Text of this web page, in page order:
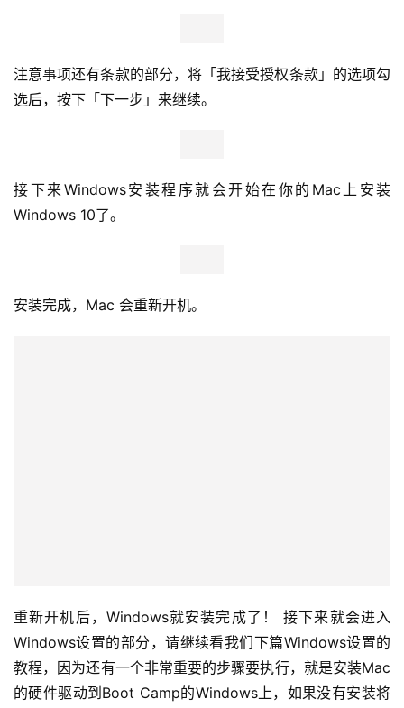
注意事项还有条款的部分，将「我接受授权条款」的选项勾
选后，按下「下一步」来继续。
接下来Windows安装程序就会开始在你的Mac上安装
Windows 10了。
安装完成，Mac 会重新开机。
重新开机后，Windows就安装完成了！ 接下来就会进入
Windows设置的部分，请继续看我们下篇Windows设置的
教程，因为还有一个非常重要的步骤要执行，就是安装Mac
的硬件驱动到Boot Camp的Windows上，如果没有安装将